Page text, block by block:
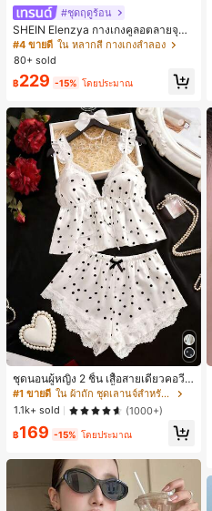
#ชุดฤดูร้อน
SHEIN Elenzya กางเกงคูลอตลายจุดเ
อวสูงแบบใหม่สำหรับฤดูใบไม้ผลิ/ฤดูร้อ
น, สไตล์หรูหราเหมาะสำหรับใส่ในชีวิต
ประจำวันและทำงาน, ให้ความรู้สึกวินเ
ทจสำหรับฤดูรับปริญญา, เทศกาลดนตร
ี, การแข่งม้าดาร์บี้, วันประกาศอิสรภาพ
#4 ขายดี ใน หลากสี กางเกงลำลอง
80+ sold
฿229 -15% โดยประมาณ
ชุดนอนผู้หญิง 2 ชิ้น เสื้อสายเดี่ยวคอวีลู
กไม้ พร้อมกางเกงขาสั้นแต่งลูกไม้ แต่ง
โบว์ที่เอว ชุดลำลองผู้หญิงนุ่มสบายน่ารั
ก สไตล์เอสเธติก
#1 ขายดี
ใน ผ้าถัก ชุดเลานจ์สำหรับผู้หญิง
1.1k+ sold
(1000+)
฿169 -15% โดยประมาณ